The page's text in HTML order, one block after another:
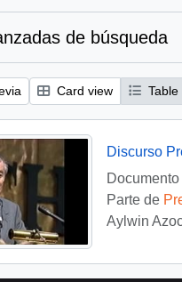
de búsqueda
Card view Table
Discurso
Documento
Parte de
Aylwin